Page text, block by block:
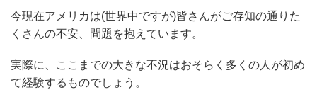
今現在アメリカは(世界中ですが)皆さんがご存知の通りた
くさんの不安、問題を抱えています。
実際に、ここまでの大きな不況はおそらく多くの人が初め
て経験するものでしょう。